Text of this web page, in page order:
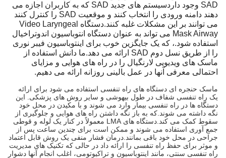
SAD وجود داردسیستم های جدید SAD که به کاربران اجازه می
دهند دامنه ورودی را انتخاب کنند و موقعیت SAD را کنترل کنند
می توانند بر این مشکلات غلبه کنند.دستگاه Video Laryngeal
Mask Airway می تواند به عنوان دستگاه انتوباسیون اندوتراخیال
استفاده شود.، که یک جایگزین خوب برای اینتوباسیون فیبر نوری
را از طریق نسل دوم SAD ارائه می دهد.ما دانش استفاده از
ماسک های ویدیویی لارنگیال را در راه های هوایی و مزایای
احتمالی معرفی آنها در عمل بالینی روزانه ارائه می دهیم.
ماسک حنجره ای دستگاه های راه تنفسی استفاده می شود برای ارائه
یک راه تنفسی شفاف در طول بیهوشی و سایر روش های پزشکی. این
دستگاه ها در راه تنفسی بیمار وارد می شوند و با مکیدن در محل خود
نگه داشته می شوند.که به باز نگه داشتن راه های هوایی و جلوگیری از
سقوط کمک می کند.دستگاه های LMA معمولاً در کنار یک لوله و قوطی
جمع آوری استفاده می شوند و ممکن است برای چندین ساعت پس از
جراحی در محل خود باقی بمانند.درمان فشار منفی یک روش قابل اعتماد
و موثر برای حفظ راه تنفسی را ارائه داد در حالی که تکنیک های مدیریت
راه تنفسی سنتی، مانند اینتوباسیون و تراکیوتومی، اغلب انجام آنها دشوار